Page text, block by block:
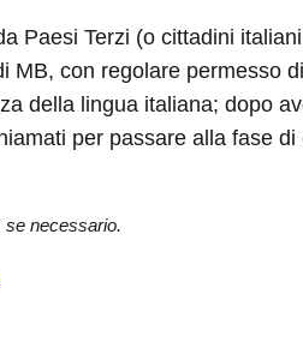
Paesi Terzi (o cittadini
MB, con regolare permesso
della lingua italiana; dopo
per passare alla fase
se necessario.